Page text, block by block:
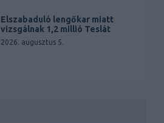
Elszabaduló lengőkar miatt
vizsgálnak 1,2 millió Teslát
2026. augusztus 5.